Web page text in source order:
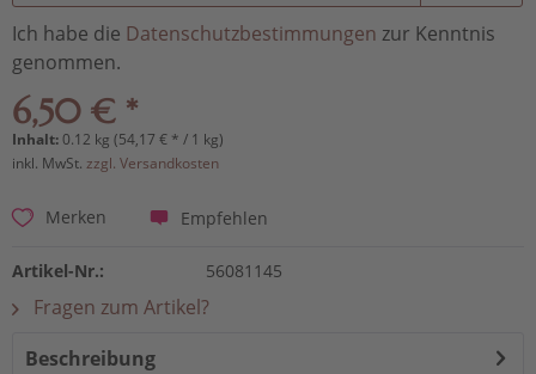
Ich habe die Datenschutzbestimmungen zur Kenntnis
genommen.
6,50 € *
Inhalt:0.12 kg (54,17 € * / 1 kg)
inkl. MwSt. zzgl. Versandkosten
Merken Empfehlen
Artikel-Nr.: 56081145
Fragen zum Artikel?
Beschreibung